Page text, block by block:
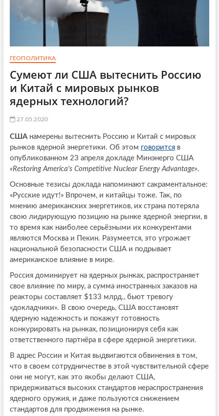
ГЕОПОЛИТИКА
Сумеют ли США вытеснить Россию
и Китай с мировых рынков
ядерных технологий?
27.05.2020
США намерены вытеснить Россию и Китай с мировых
рынков ядерной энергетики. Об этом говоритсяв
опубликованном 23 апреля докладе Минэнерго США
«Restoring America's Competitive Nuclear Energy Advantage».
Основные тезисы доклада напоминают сакраментальное:
«Русские идут!» Впрочем, и китайцы тоже. Так, по
мнению американских энергетиков, их страна потеряла
свою лидирующую позицию на рынке ядерной энергии, в
то время как наиболее серьёзными их конкурентами
являются Москва и Пекин. Разумеется, это угрожает
национальной безопасности США и подрывает
американское влияние в мире.
Россия доминирует на ядерных рынках, распространяет
свое влияние по миру, а сумма иностранных заказов на
реакторы составляет $133 млрд., бьют тревогу
«докладчики». В свою очередь, США восстановят
ядерную надежность и покажут готовность
конкурировать на рынках, позиционируя себя как
ответственного партнёра в сфере ядерной энергетики.
В адрес России и Китая выдвигаются обвинения в том,
что в своем сотрудничестве в этой чувствительной сфере
они не могут, как это якобы делают США,
придерживаться высоких стандартов нераспространения
ядерного оружия, и даже пользуются снижением
стандартов для продвижения на рынке.